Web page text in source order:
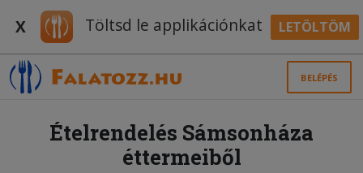
X Töltsd le applikációnkat LETÖLTÖM
BELÉPÉS
Ételrendelés Sámsonháza
éttermeiből